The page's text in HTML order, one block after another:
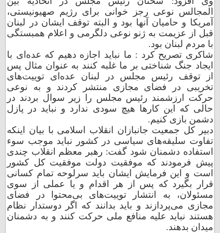
قم
کردستان
کرمان
کرمانشاه
کهگیلویه و بویراحمد
گلستان
گیلان
لرستان
مازندران
المجالس نوعی رجز خوانی برای رژیم صهیونیستی،
آمریکا و حامیان آنها بود و البته توقف ایشان در لبنان
قبل از عزیمت به ژنو نوعی دلگرمی و اعلام همبستگی
با مردم لبنان بود.
شاکری تصریح کرد : ما نباید اجازه دهیم که عده‌ای با
ایجاد جنگ شناختی بر ما غلبه کنند به عنوان مثال پس
از توقف رئیس مجلس در لبنان عده‌ای توییت‌های
تخریبی در فضای مجازی منتشر کردند و به نوعی
حرکت ارزشمند رئیس مجلس را زیر سوال بردند در
حالی که این کارها هیچ سودی ندارد و نباید در پازل
دشمن بازی کنیم.
دبیر کل جمعیت جانبازان انقلاب اسلامی با بیان اینکه
تفاوت سلیقه‌های سیاسی در کشور نباید موجب سوء
استفاده دشمنان شود گفت: رهبر معظم انقلاب چندی
پیش فرمودند که موفقیت دولت موفقیت کل کشور
است و این فرمایش ایشان باید سرلوحه تمام کسانی
قرار بگیرد که پس از هر اقدام و یا عملی از سوی
مسئولان، به انتشار توییت‌های بی‌محتوا در فضای
مجازی می‌پردازند و باید بدانند که اگر دوستدار نظام
هستند نباید علیه منافع ملی حرکت کنند و به دشمنان
میدان بدهند.